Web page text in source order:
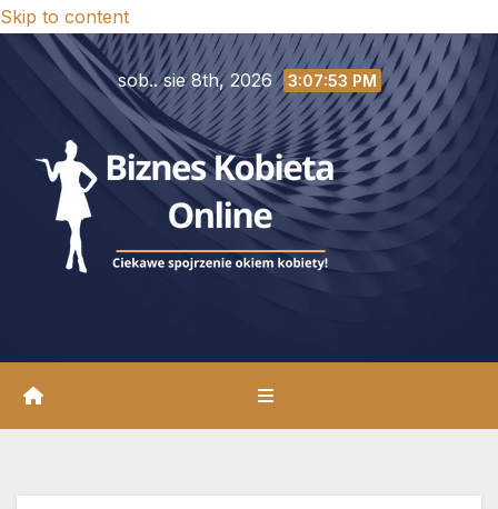
Skip to content
sob.. sie 8th, 2026 3:07:54 PM